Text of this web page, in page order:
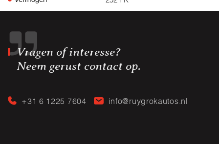
Vragen of interesse?
Neem gerust contact op.
+31 6 1225 7604 info@ruygrokautos.nl